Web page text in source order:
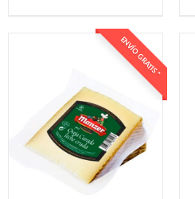
ENVÍO GRATIS *